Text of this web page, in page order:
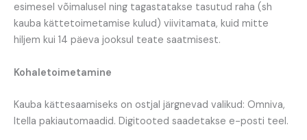
esimesel võimalusel ning tagastatakse tasutud raha (sh
kauba kättetoimetamise kulud) viivitamata, kuid mitte
hiljem kui 14 päeva jooksul teate saatmisest.
Kohaletoimetamine
Kauba kättesaamiseks on ostjal järgnevad valikud: Omniva,
Itella pakiautomaadid. Digitooted saadetakse e-posti teel.